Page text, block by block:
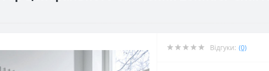
Відгуки: (0)